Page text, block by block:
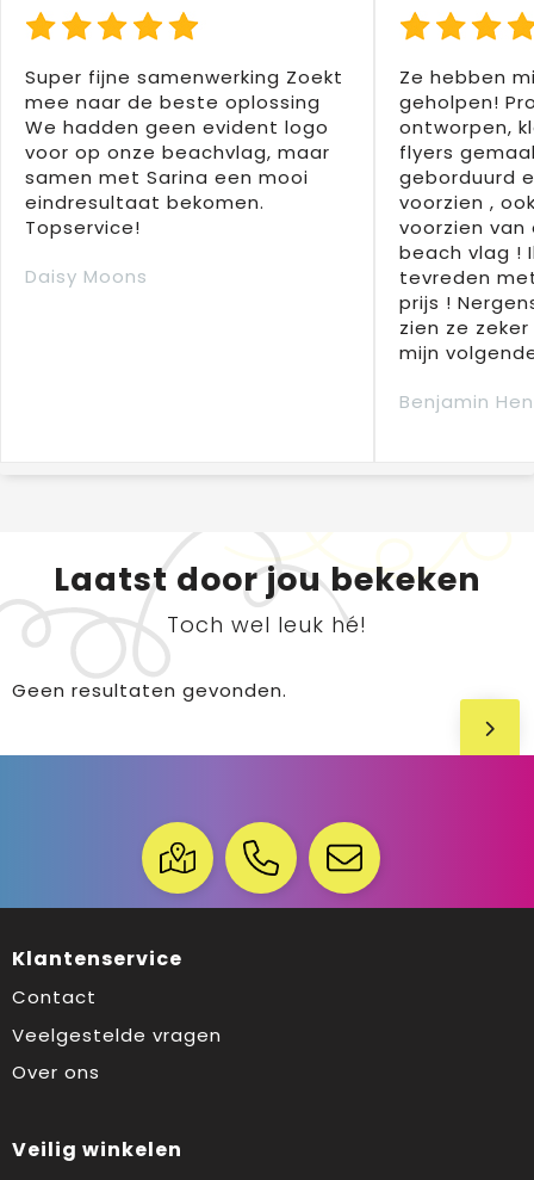
Super fijne samenwerking Zoekt
mee naar de beste oplossing
We hadden geen evident logo
voor op onze beachvlag, maar
samen met Sarina een mooi
eindresultaat bekomen.
Topservice!
Daisy Moons
Ze hebben
geholpen!
ontworpen,
flyers
geborduurd
voorzien ,
voorzien
beach vlag !
tevreden
prijs !
zien ze
mijn
Benjamin
Laatst door jou bekeken
Toch wel leuk hé!
Geen resultaten gevonden.
Klantenservice
Contact
Veelgestelde vragen
Over ons
Veilig winkelen